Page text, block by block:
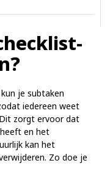
je subtaken
iedereen weet
zorgt ervoor dat
en het
kan het
Zo doe je